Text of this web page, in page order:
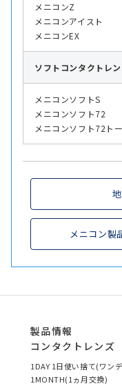
メニコンZ
メニコンアイスト
メニコンEX
ソフト コンタクトレ
メニコンソフトS
メニコンソフト72
メニコンソフト72ト
メニコン製
製品情報
コンタクトレンズ
1DAY 1日使い捨て(ワン
1MONTH(1ヵ月交換)